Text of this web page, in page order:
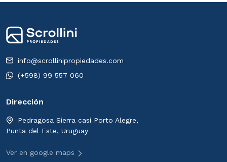
info@scrollinipropiedades.com
(+598) 99 557 060
Dirección
Pedragosa Sierra casi Porto Alegre,
Punta del Este, Uruguay
Ver en google maps